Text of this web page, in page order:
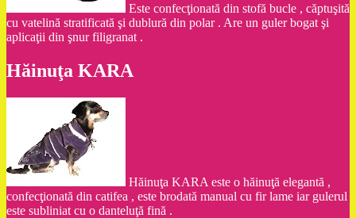
Este confecţionată din stofă bucle , căptuşită
cu vatelină stratificată şi dublură din polar . Are un guler bogat şi
aplicaţii din şnur filigranat .
Hăinuţa KARA
Hăinuţa KARA este o hăinuţă elegantă ,
confecţionată din catifea , este brodată manual cu fir lame iar gulerul
este subliniat cu o danteluţă fină .